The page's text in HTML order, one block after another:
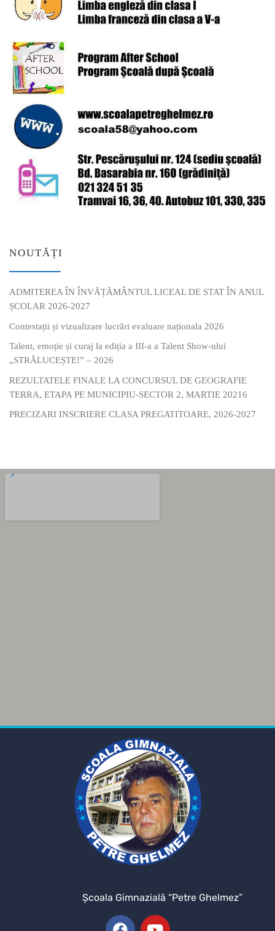
NOUTĂȚI
ADMITEREA ÎN ÎNVĂȚĂMÂNTUL LICEAL DE STAT ÎN ANUL
ȘCOLAR 2026-2027
Contestații și vizualizare lucrări evaluare naționala 2026
Talent, emoție și curaj la ediția a III-a a Talent Show-ului
„STRĂLUCEȘTE!” – 2026
REZULTATELE FINALE LA CONCURSUL DE GEOGRAFIE
TERRA, ETAPA PE MUNICIPIU-SECTOR 2, MARTIE 20216
PRECIZARI INSCRIERE CLASA PREGATITOARE, 2026-2027
Şcoala Gimnazială “Petre Ghelmez”